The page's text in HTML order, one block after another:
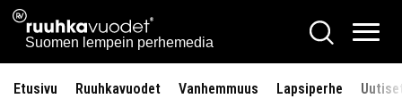
Siirry
sisältöön
Ruuhkavuodet.fi
Suomen lempein perhemedia
Hae
Etusivu Ruuhkavuodet Vanhemmuus Lapsiperhe
Etusivulle